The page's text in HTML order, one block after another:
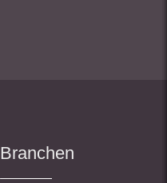
Branchen